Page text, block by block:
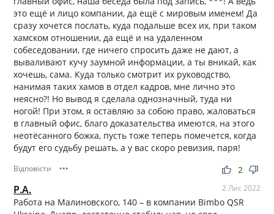
это ещё и лицо компании, да ещё с мировым именем! Да
сразу хочется послать, куда подальше всех их, при таком
хамском отношении, да ещё и на удаленном
собеседовании, где ничего спросить даже не дают, а
вываливают кучу заумной информации, а ты вникай, как
хочешь, сама. Куда только смотрит их руководство,
нанимая таких хамов в отдел кадров, мне лично это
неясно?! Но вывод я сделала однозначный, туда ни
ногой! При этом, я оставляю за собою право, жаловаться
в главный офис, благо доказательства имеются, на этого
неотёсанного божка, пусть тоже теперь помечется, когда
будут его судьбу решать, а у вас скоро ревизия, паря!
Відповісти ••• thumb_up thumb_down
2
Р.А. 2 Лис 2022
Работа на Малиновского, 140 – в компании Bimbo QSR